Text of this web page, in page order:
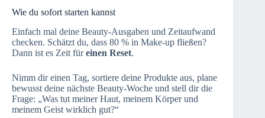
Wie du sofort starten kannst
Einfach mal deine Beauty-Ausgaben und Zeitaufwand
checken. Schätzt du, dass 80 % in Make-up fließen?
Dann ist es Zeit füreinen Reset.
Nimm dir einen Tag, sortiere deine Produkte aus, plane
bewusst deine nächste Beauty-Woche und stell dir die
Frage: „Was tut meiner Haut, meinem Körper und
meinem Geist wirklich gut?“